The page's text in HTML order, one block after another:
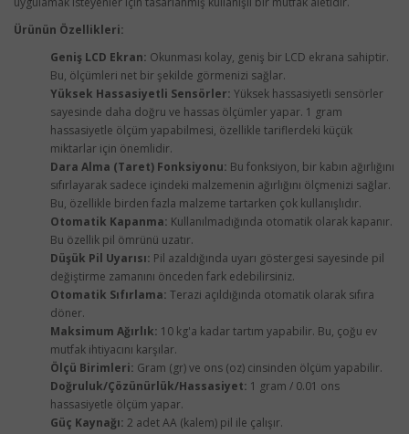
Ürünün Özellikleri:
Geniş LCD Ekran: Okunması kolay, geniş bir LCD ekrana sahiptir.
Bu, ölçümleri net bir şekilde görmenizi sağlar.
Yüksek Hassasiyetli Sensörler: Yüksek hassasiyetli sensörler
sayesinde daha doğru ve hassas ölçümler yapar. 1 gram
hassasiyetle ölçüm yapabilmesi, özellikle tariflerdeki küçük
miktarlar için önemlidir.
Dara Alma (Taret) Fonksiyonu: Bu fonksiyon, bir kabın ağırlığını
sıfırlayarak sadece içindeki malzemenin ağırlığını ölçmenizi sağlar.
Bu, özellikle birden fazla malzeme tartarken çok kullanışlıdır.
Otomatik Kapanma: Kullanılmadığında otomatik olarak kapanır.
Bu özellik pil ömrünü uzatır.
Düşük Pil Uyarısı: Pil azaldığında uyarı göstergesi sayesinde pil
değiştirme zamanını önceden fark edebilirsiniz.
Otomatik Sıfırlama: Terazi açıldığında otomatik olarak sıfıra
döner.
Maksimum Ağırlık: 10 kg'a kadar tartım yapabilir. Bu, çoğu ev
mutfak ihtiyacını karşılar.
Ölçü Birimleri: Gram (gr) ve ons (oz) cinsinden ölçüm yapabilir.
Doğruluk/Çözünürlük/Hassasiyet: 1 gram / 0.01 ons
hassasiyetle ölçüm yapar.
Güç Kaynağı: 2 adet AA (kalem) pil ile çalışır.